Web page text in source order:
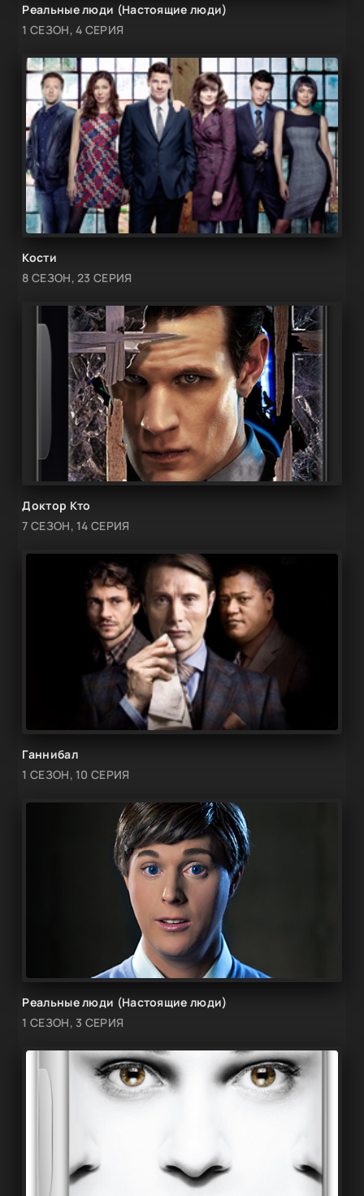
Реальные люди (Настоящие люди)
1 СЕЗОН, 4 СЕРИЯ
Кости
8 СЕЗОН, 23 СЕРИЯ
Доктор Кто
7 СЕЗОН, 14 СЕРИЯ
Ганнибал
1 СЕЗОН, 10 СЕРИЯ
Реальные люди (Настоящие люди)
1 СЕЗОН, 3 СЕРИЯ